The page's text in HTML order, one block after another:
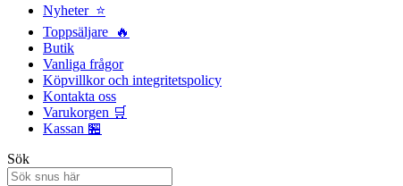
Nyheter ⭐
Toppsäljare 🔥
Butik
Vanliga frågor
Köpvillkor och integritetspolicy
Kontakta oss
Varukorgen 🛒
Kassan 🏪
Sök